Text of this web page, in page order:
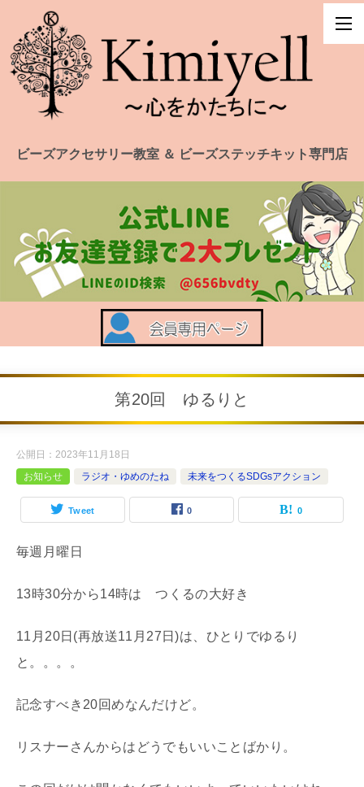
ビーズアクセサリー教室 ＆ ビーズステッチキット専門店
第20回 ゆるりと
公開日： 2023年11月18日
お知らせ
ラジオ・ゆめのたね 未来をつくるSDGsアクション
Tweet 0 0
毎週月曜日
13時30分から14時は つくるの大好き
11月20日(再放送11月27日)は、ひとりでゆるり
と。。。。
記念すべき20回めなんだけど。
リスナーさんからはどうでもいいことばかり。